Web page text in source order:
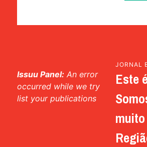
Issuu Panel: An error
occurred while we try
list your publications
JORNAL
Este